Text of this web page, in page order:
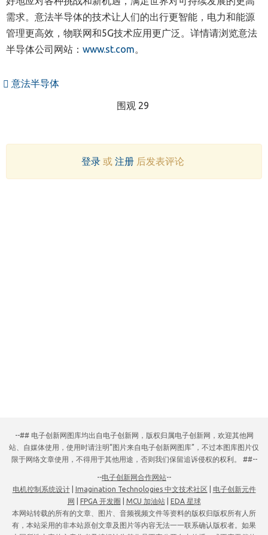
需求。意法半导体的技术让人们的出行更智能，电力和能源
管理更高效，物联网和5G技术应用更广泛。详情请浏览意法
半导体公司网站： www.st.com。
意法半导体
围观 29
登录或 注册后发表评论
--## 电子创新网图库均出自电子创新网，版权归属电子创新网，欢迎其他网
站、自媒体使用，使用时请注明“图片来自电子创新网图库”，不过本图库图片仅
限于网络文章使用，不得用于其他用途，否则我们保留追诉侵权的权利。 ##--
--电子创新网合作网站--
电机控制系统设计| Imagination Technologies 中文技术社区
电子创新元件
网
FPGA 开发圈 MCU 加油站| EDA 星球
本网站转载的所有的文章、图片、音频视频文件等资料的版权归版权所有人所
有，本站采用的非本站原创文章及图片等内容无法一一联系确认版权者。如果